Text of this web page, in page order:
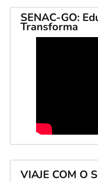
SENAC-GO:
Transforma
VIAJE COM O